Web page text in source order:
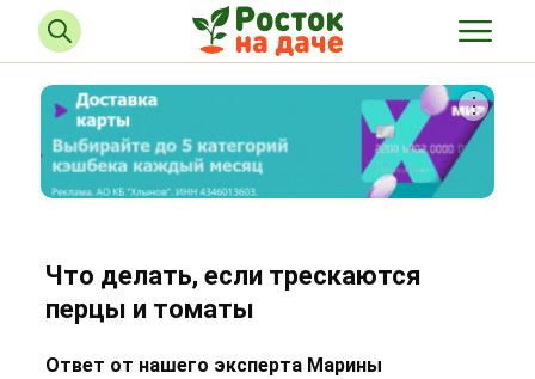
Что делать, если трескаются
перцы и томаты
Ответ от нашего эксперта Марины